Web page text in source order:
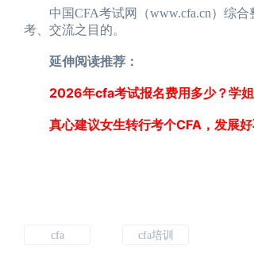
中国CFA考试网（www.cfa.cn）综合
考、交流之目的。
延伸阅读推荐：
2026年cfa考试报名费用多少？学姐
真心建议女生转行考个CFA，发展好
cfa cfa培训